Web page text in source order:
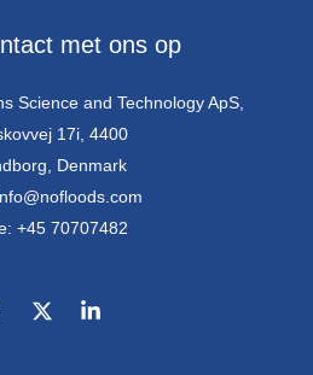
met ons op
Science and Technology ApS,
17i, 4400
Denmark
+45 70707482